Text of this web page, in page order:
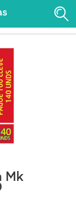
Mk